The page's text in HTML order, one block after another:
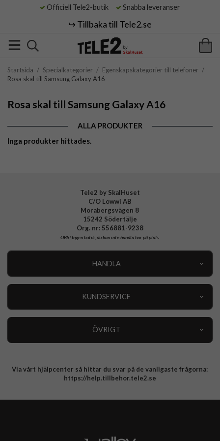
Officiell Tele2-butik Snabba leveranser
↪️ Tillbaka till Tele2.se
Startsida / Specialkategorier / Egenskapskategorier till telefoner /
Rosa skal till Samsung Galaxy A16
Rosa skal till Samsung Galaxy A16
ALLA PRODUKTER
Inga produkter hittades.
Tele2 by SkalHuset
C/O Lowwi AB
Morabergsvägen 8
15242 Södertälje
Org. nr: 556881-9238
OBS!Ingen butik, du kan inte handla här på plats
HANDLA
KUNDSERVICE
ÖVRIGT
Integritetspolicy
Via vårt hjälpcenter så hittar du svar på de vanligaste frågorna:
https://help.tillbehor.tele2.se